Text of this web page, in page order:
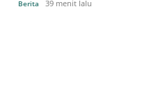
Berita 39 menit lalu